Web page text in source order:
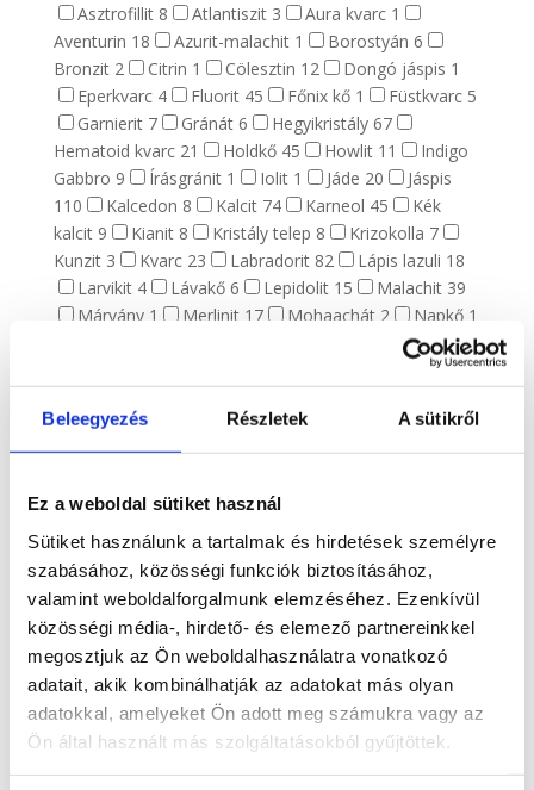
Beleegyezés Részletek A sütikről
Ez a weboldal sütiket használ
Sütiket használunk a tartalmak és hirdetések személyre
szabásához, közösségi funkciók biztosításához,
valamint weboldalforgalmunk elemzéséhez. Ezenkívül
közösségi média-, hirdető- és elemező partnereinkkel
megosztjuk az Ön weboldalhasználatra vonatkozó
adatait, akik kombinálhatják az adatokat más olyan
adatokkal, amelyeket Ön adott meg számukra vagy az
Ön által használt más szolgáltatásokból gyűjtöttek.
Asztrofillit 8 Atlantiszit 3 Aura kvarc 1
Aventurin 18 Azurit-malachit 1 Borostyán 6
Bronzit 2 Citrin 1 Cölesztin 12 Dongó jáspis 1
Eperkvarc 4 Fluorit 45 Főnix kő 1 Füstkvarc 5
Garnierit 7 Gránát 6 Hegyikristály 67
Hematoid kvarc 21 Holdkő 45 Howlit 11
Indigo
Gabbro 9 Írásgránit 1 Iolit 1 Jáde 20
Jáspis
110
Kalcedon 8 Kalcit 74 Karneol 45
Kék
kalcit 9 Kianit 8 Kristály telep 8 Krizokolla 7
Kunzit 3 Kvarc 23 Labradorit 82 Lápis lazuli 18
Larvikit 4 Lávakő 6 Lepidolit 15 Malachit 39
Márvány 1 Merlinit 17 Mohaachát 2 Napkő 1
22
1
Rubin zoizit Rutilkvarc4
17
Szelenit63 Szeptária16 Szerpentin15
Szfalerit
8
Turmalinkvarc1 Vanadinit
Yooperlit6 Zöld opál6
Alkalom, ünnep 409
Anyák napja134 Halloween Húsvét67
Karácsony43 Valentin nap
144
Ezotéria
100
Csakra
Horoszkóp1595
Bak csillagjegy147 Bika csillagjegy129
Halak
csillagjegy 169 Ikrek csillagjegy88
Kos csillagjegy
111
Mérleg csillagjegy80 Nyilas csillagjegy168